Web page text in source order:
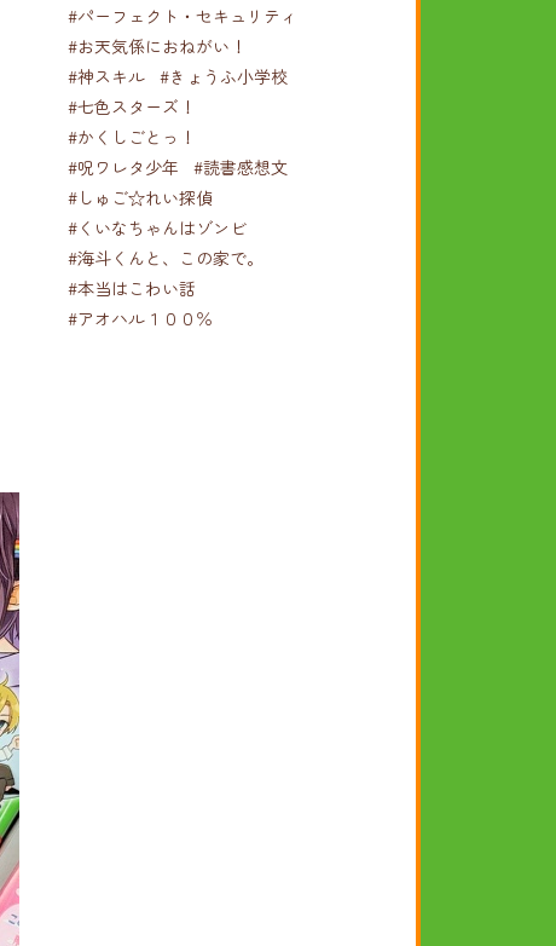
#パーフェクト・セキュリティ
#お天気係におねがい！
#神スキル #きょうふ小学校
#七色スターズ！
#かくしごとっ！
#呪ワレタ少年
#読書感想文
#しゅご☆れい探偵
#くいなちゃんはゾンビ
#海斗くんと、この家で。
#本当はこわい話
#アオハル１００％